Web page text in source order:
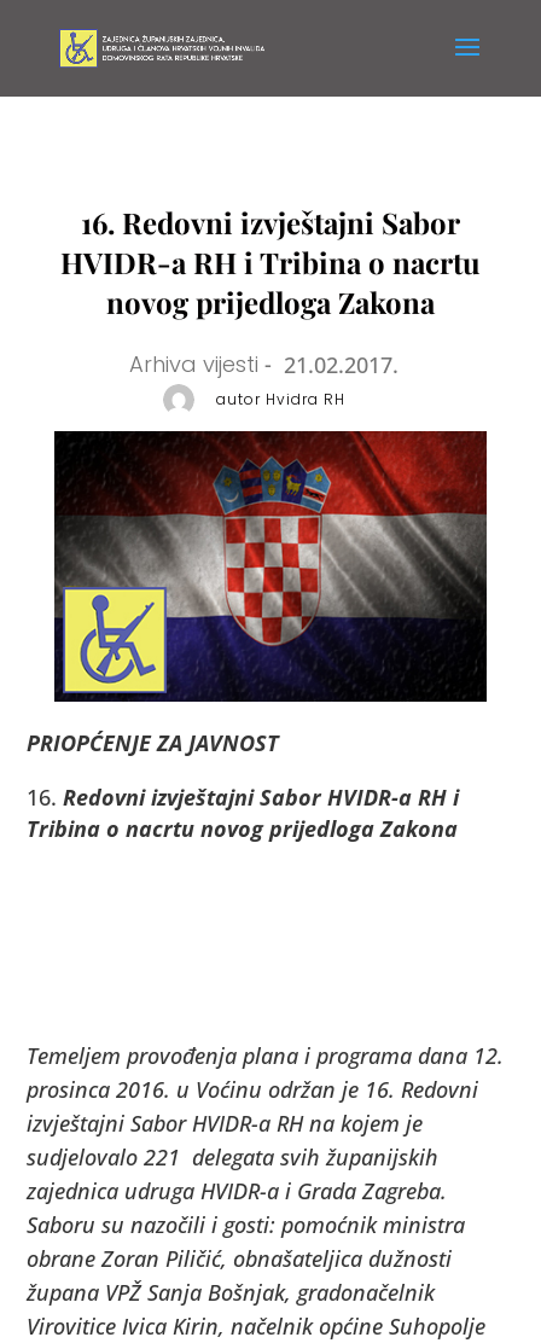
16. Redovni izvještajni Sabor
HVIDR-a RH i Tribina o nacrtu
novog prijedloga Zakona
Arhiva vijesti - 21.02.2017.
autor Hvidra RH
PRIOPĆENJE ZA JAVNOST
Redovni izvještajni Sabor HVIDR-a RH i
Tribina o nacrtu novog prijedloga Zakona
Temeljem provođenja plana i programa dana 12.
prosinca 2016. u Voćinu održan je 16. Redovni
izvještajni Sabor HVIDR-a RH na kojem je
sudjelovalo 221 delegata svih županijskih
zajednica udruga HVIDR-a i Grada Zagreba.
Saboru su nazočili i gosti: pomoćnik ministra
obrane Zoran Piličić, obnašateljica dužnosti
župana VPŽ Sanja Bošnjak, gradonačelnik
Virovitice Ivica Kirin, načelnik općine Suhopolje